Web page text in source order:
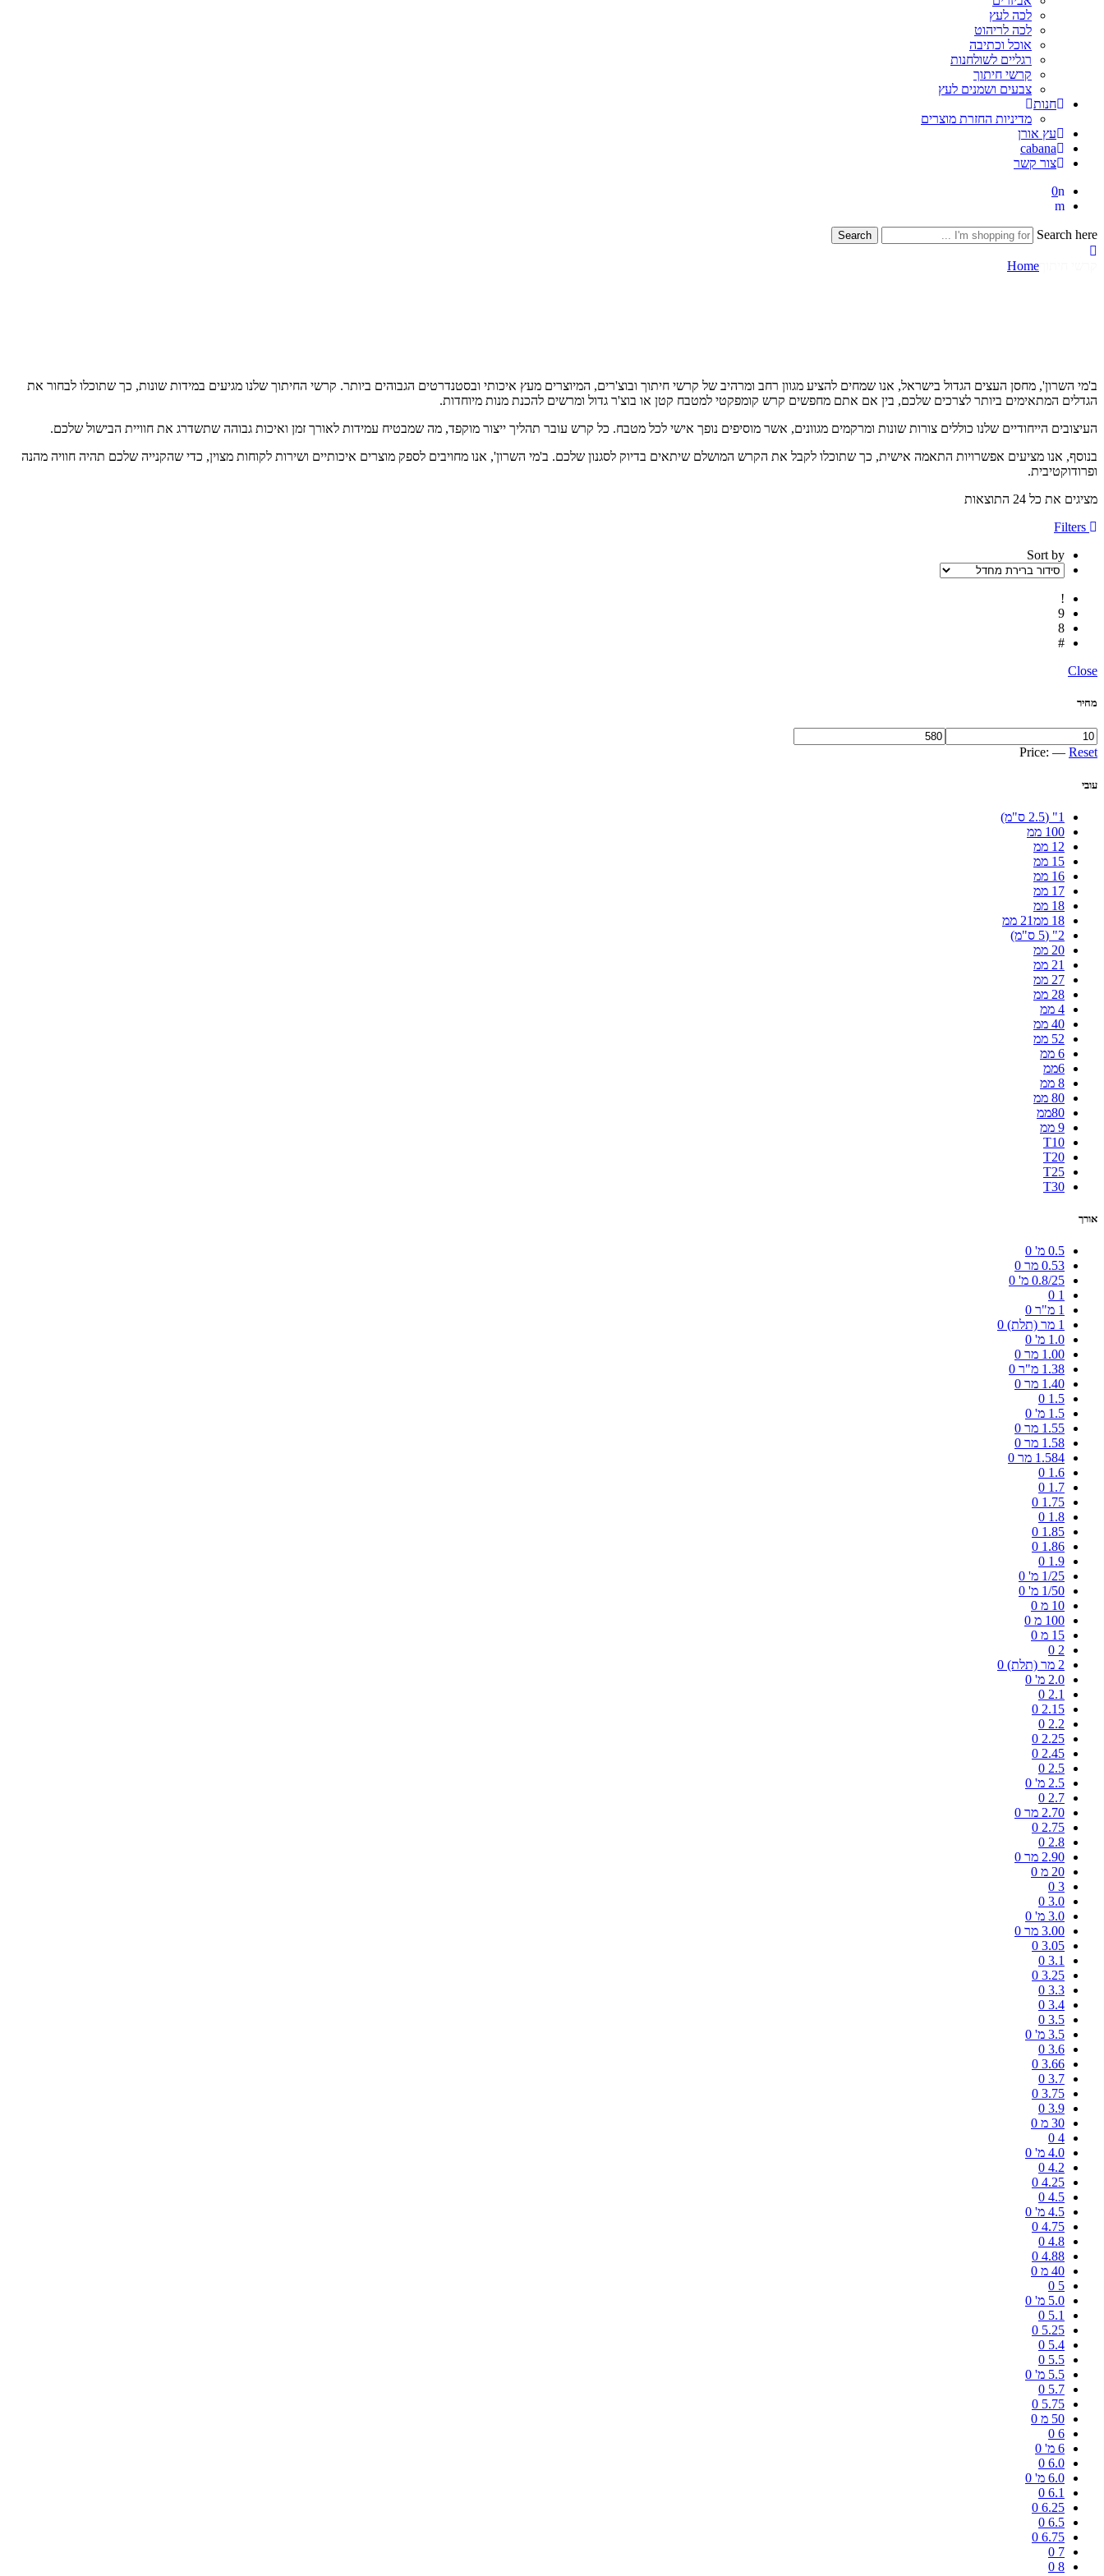
לכה לעץ
לכה לריהוט
אוכל וכתיבה
רגליים לשולחנות
קרשי חיתוך
צבעים ושמנים לעץ
חנות
מדיניות החזרת מוצרים
עץ אורן
cabana
צור קשר
0
Search here
Search
Home
ב'מי השרון', מחסן העצים הגדול בישראל, אנו שמחים להציע מגוון רחב ומרהיב של קרשי חיתוך ובוצ'רים, המיוצרים מעץ איכותי ובסטנדרטים הגבוהים ביותר. קרשי החיתוך שלנו מגיעים במידות שונות, כך שתוכלו לבחור את
הגדלים המתאימים ביותר לצרכים שלכם, בין אם אתם מחפשים קרש קומפקטי למטבח קטן או בוצ'ר גדול ומרשים להכנת מנות מיוחדות.
העיצובים הייחודיים שלנו כוללים צורות שונות ומרקמים מגוונים, אשר מוסיפים נופך אישי לכל מטבח. כל קרש עובר תהליך ייצור מוקפד, מה שמבטיח עמידות לאורך זמן ואיכות גבוהה שתשדרג את חוויית הבישול שלכם.
בנוסף, אנו מציעים אפשרויות התאמה אישית, כך שתוכלו לקבל את הקרש המושלם שיתאים בדיוק לסגנון שלכם. ב'מי השרון', אנו מחויבים לספק מוצרים איכותיים ושירות לקוחות מצוין, כדי שהקנייה שלכם תהיה חוויה מהנה
ופרודוקטיבית.
מציגים את כל ⁦24⁩ התוצאות
Sort by
Close
מחיר
Price: — Reset
עובי
1" (2.5 ס"מ)
100 ממ
12 ממ
15 ממ
16 ממ
17 ממ
18 ממ
18 ממ21 ממ
2" (5 ס"מ)
20 ממ
21 ממ
27 ממ
28 ממ
4 ממ
40 ממ
52 ממ
6 ממ
6ממ
8 ממ
80 ממ
80ממ
9 ממ
T10
T20
T25
T30
אורך
0.5 מ'
0
0.53 מר
0
0.8/25 מ'
0
1
0
1 מ"ר
0
1 מר (תלת)
0
1.0 מ'
0
1.00 מר
0
1.38 מ"ר
0
1.40 מר
0
1.5
0
1.5 מ'
0
1.55 מר
0
1.58 מר
0
1.584 מר
0
1.6
0
1.7
0
1.75
0
1.8
0
1.85
0
1.86
0
1.9
0
1/25 מ'
0
1/50 מ'
0
10 מ
0
100 מ
0
15 מ
0
2
0
2 מר (תלת)
0
2.0 מ'
0
2.1
0
2.15
0
2.2
0
2.25
0
2.45
0
2.5
0
2.5 מ'
0
2.7
0
2.70 מר
0
2.75
0
2.8
0
2.90 מר
0
20 מ
0
3
0
3.0
0
3.0 מ'
0
3.00 מר
0
3.05
0
3.1
0
3.25
0
3.3
0
3.4
0
3.5
0
3.5 מ'
0
3.6
0
3.66
0
3.7
0
3.75
0
3.9
0
30 מ
0
4
0
4.0 מ'
0
4.2
0
4.25
0
4.5
0
4.5 מ'
0
4.75
0
4.8
0
4.88
0
40 מ
0
5
0
5.0 מ'
0
5.1
0
5.25
0
5.4
0
5.5
0
5.5 מ'
0
5.7
0
5.75
0
50 מ
0
6
0
6 מ'
0
6.0
0
6.0 מ'
0
6.1
0
6.25
0
6.5
0
6.75
0
7
0
8
0